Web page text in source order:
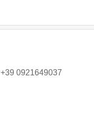
+39 0921649037